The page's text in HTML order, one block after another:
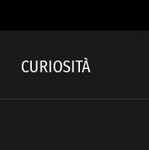
CURIOSITÀ